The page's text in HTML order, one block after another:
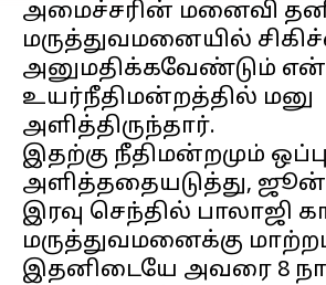
அமைச்சரின் மனைவி
மருத்துவமனையில்
அனுமதிக்கவேண்டும்
உயர்நீதிமன்றத்தில் மனு
அளித்திருந்தார்.
இதற்கு நீதிமன்றமும்
அளித்ததையடுத்து, ஜூன்
இரவு செந்தில் பாலாஜி
மருத்துவமனைக்கு
இதனிடையே அவரை 8